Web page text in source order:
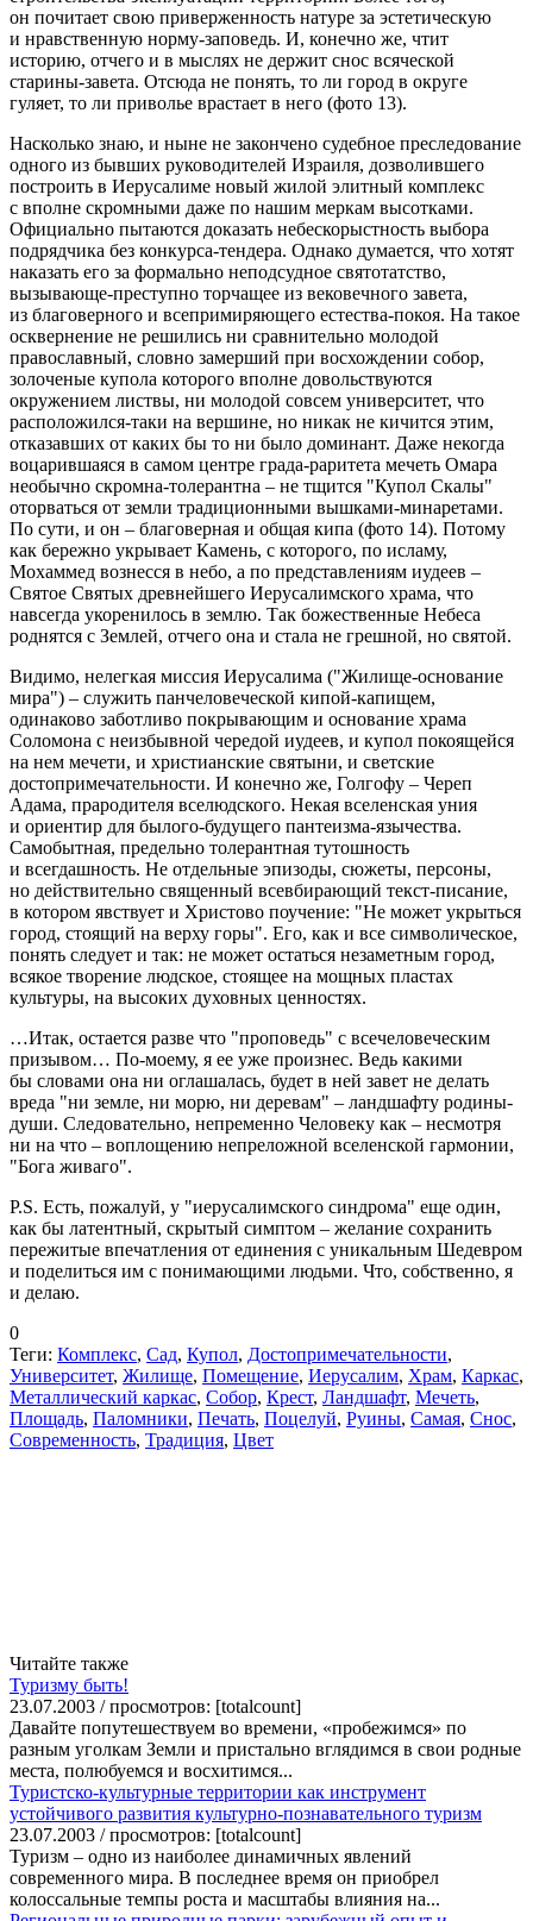
он почитает свою приверженность натуре за эстетическую
и нравственную норму-заповедь. И, конечно же, чтит
историю, отчего и в мыслях не держит снос всяческой
старины-завета. Отсюда не понять, то ли город в округе
гуляет, то ли приволье врастает в него (фото 13).
Насколько знаю, и ныне не закончено судебное преследование
одного из бывших руководителей Израиля, дозволившего
построить в Иерусалиме новый жилой элитный комплекс
с вполне скромными даже по нашим меркам высотками.
Официально пытаются доказать небескорыстность выбора
подрядчика без конкурса-тендера. Однако думается, что хотят
наказать его за формально неподсудное святотатство,
вызывающе-преступно торчащее из вековечного завета,
из благоверного и всепримиряющего естества-покоя. На такое
осквернение не решились ни сравнительно молодой
православный, словно замерший при восхождении собор,
золоченые купола которого вполне довольствуются
окружением листвы, ни молодой совсем университет, что
расположился-таки на вершине, но никак не кичится этим,
отказавших от каких бы то ни было доминант. Даже некогда
воцарившаяся в самом центре града-раритета мечеть Омара
необычно скромна-толерантна – не тщится "Купол Скалы"
оторваться от земли традиционными вышками-минаретами.
По сути, и он – благоверная и общая кипа (фото 14). Потому
как бережно укрывает Камень, с которого, по исламу,
Мохаммед вознесся в небо, а по представлениям иудеев –
Святое Святых древнейшего Иерусалимского храма, что
навсегда укоренилось в землю. Так божественные Небеса
роднятся с Землей, отчего она и стала не грешной, но святой.
Видимо, нелегкая миссия Иерусалима ("Жилище-основание
мира") – служить панчеловеческой кипой-капищем,
одинаково заботливо покрывающим и основание храма
Соломона с неизбывной чередой иудеев, и купол покоящейся
на нем мечети, и христианские святыни, и светские
достопримечательности. И конечно же, Голгофу – Череп
Адама, прародителя вселюдского. Некая вселенская уния
и ориентир для былого-будущего пантеизма-язычества.
Самобытная, предельно толерантная тутошность
и всегдашность. Не отдельные эпизоды, сюжеты, персоны,
но действительно священный всевбирающий текст-писание,
в котором явствует и Христово поучение: "Не может укрыться
город, стоящий на верху горы". Его, как и все символическое,
понять следует и так: не может остаться незаметным город,
всякое творение людское, стоящее на мощных пластах
культуры, на высоких духовных ценностях.
…Итак, остается разве что "проповедь" с всечеловеческим
призывом… По-моему, я ее уже произнес. Ведь какими
бы словами она ни оглашалась, будет в ней завет не делать
вреда "ни земле, ни морю, ни деревам" – ландшафту родины-
души. Следовательно, непременно Человеку как – несмотря
ни на что – воплощению непреложной вселенской гармонии,
"Бога живаго".
P.S. Есть, пожалуй, у "иерусалимского синдрома" еще один,
как бы латентный, скрытый симптом – желание сохранить
пережитые впечатления от единения с уникальным Шедевром
и поделиться им с понимающими людьми. Что, собственно, я
и делаю.
0
Теги: Комплекс, Сад, Купол, Достопримечательности,
Университет, Жилище, Помещение, Иерусалим, Храм, Каркас,
Металлический каркас, Собор, Крест, Ландшафт, Мечеть,
Площадь, Паломники, Печать, Поцелуй, Руины, Самая, Снос,
Современность, Традиция, Цвет
Читайте также
Туризму быть!
23.07.2003 / просмотров: [totalcount]
Давайте попутешествуем во времени, «пробежимся» по
разным уголкам Земли и пристально вглядимся в свои родные
места, полюбуемся и восхитимся...
Туристско-культурные территории как инструмент
устойчивого развития культурно-познавательного туризм
23.07.2003 / просмотров: [totalcount]
Туризм – одно из наиболее динамичных явлений
современного мира. В последнее время он приобрел
колоссальные темпы роста и масштабы влияния на...